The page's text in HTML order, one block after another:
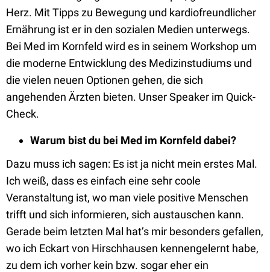
Herz. Mit Tipps zu Bewegung und kardiofreundlicher
Ernährung ist er in den sozialen Medien unterwegs.
Bei Med im Kornfeld wird es in seinem Workshop um
die moderne Entwicklung des Medizinstudiums und
die vielen neuen Optionen gehen, die sich
angehenden Ärzten bieten. Unser Speaker im Quick-
Check.
Warum bist du bei Med im Kornfeld dabei?
Dazu muss ich sagen: Es ist ja nicht mein erstes Mal.
Ich weiß, dass es einfach eine sehr coole
Veranstaltung ist, wo man viele positive Menschen
trifft und sich informieren, sich austauschen kann.
Gerade beim letzten Mal hat’s mir besonders gefallen,
wo ich Eckart von Hirschhausen kennengelernt habe,
zu dem ich vorher kein bzw. sogar eher ein